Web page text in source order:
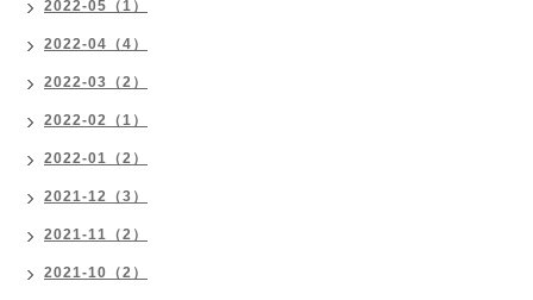
2022-05（1）
2022-04（4）
2022-03（2）
2022-02（1）
2022-01（2）
2021-12（3）
2021-11（2）
2021-10（2）